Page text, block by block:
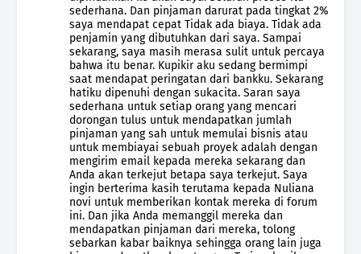
sederhana. Dan pinjaman darurat pada tingkat 2%
saya mendapat cepat Tidak ada biaya. Tidak ada
penjamin yang dibutuhkan dari saya. Sampai
sekarang, saya masih merasa sulit untuk percaya
bahwa itu benar. Kupikir aku sedang bermimpi
saat mendapat peringatan dari bankku. Sekarang
hatiku dipenuhi dengan sukacita. Saran saya
sederhana untuk setiap orang yang mencari
dorongan tulus untuk mendapatkan jumlah
pinjaman yang sah untuk memulai bisnis atau
untuk membiayai sebuah proyek adalah dengan
mengirim email kepada mereka sekarang dan
Anda akan terkejut betapa saya terkejut. Saya
ingin berterima kasih terutama kepada Nuliana
novi untuk memberikan kontak mereka di forum
ini. Dan jika Anda memanggil mereka dan
mendapatkan pinjaman dari mereka, tolong
sebarkan kabar baiknya sehingga orang lain juga